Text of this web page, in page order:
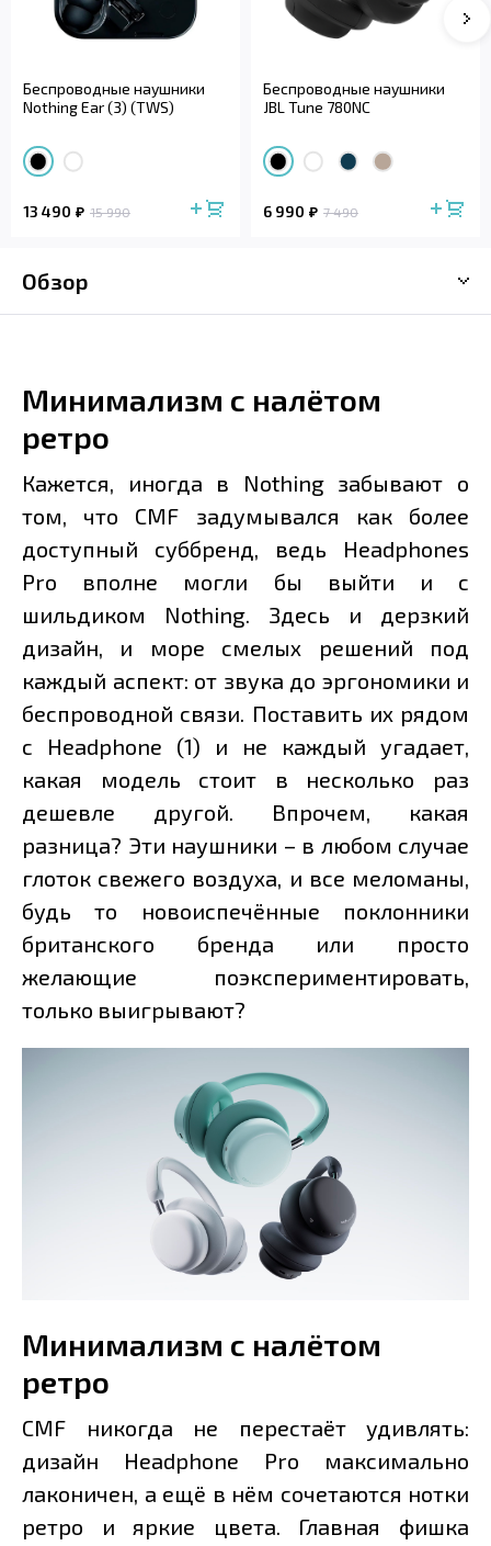
Беспроводные наушники
Nothing Ear (3) (TWS)
13 490 15 990
Беспроводные наушники
JBL Tune 780NC
6 990 7 490
Обзор
Минимализм с налётом
ретро
Кажется, иногда в Nothing забывают о
том, что CMF задумывался как более
доступный суббренд, ведь Headphones
Pro вполне могли бы выйти и с
шильдиком Nothing. Здесь и дерзкий
дизайн, и море смелых решений под
каждый аспект: от звука до эргономики и
беспроводной связи. Поставить их рядом
с Headphone (1) и не каждый угадает,
какая модель стоит в несколько раз
дешевле другой. Впрочем, какая
разница? Эти наушники – в любом случае
глоток свежего воздуха, и все меломаны,
будь то новоиспечённые поклонники
британского бренда или просто
желающие поэкспериментировать,
только выигрывают?
Минимализм с налётом
ретро
CMF никогда не перестаёт удивлять:
дизайн Headphone Pro максимально
лаконичен, а ещё в нём сочетаются нотки
ретро и яркие цвета. Главная фишка